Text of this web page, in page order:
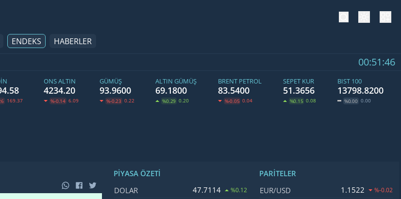
ENDEKS HABERLER
00:51:46
169.37
ONS ALTIN
4234.20
%-0.14 6.09
GÜMÜŞ
93.9600
%-0.23 0.22
ALTIN GÜMÜŞ
69.1800
%0.29 0.20
BRENT PETROL
83.5400
%-0.05 0.04
SEPET KUR
51.3656
%0.15 0.08
BIST 100
13798.8200
%0.00 0.00
PIYASA ÖZETI
İsim, Kod Fiyat, Değişim
DOLAR 47.7114 %0.12
PARITELER
İsim, Kod Fiyat, Değişim
EUR/USD 1.1522 %-0.02